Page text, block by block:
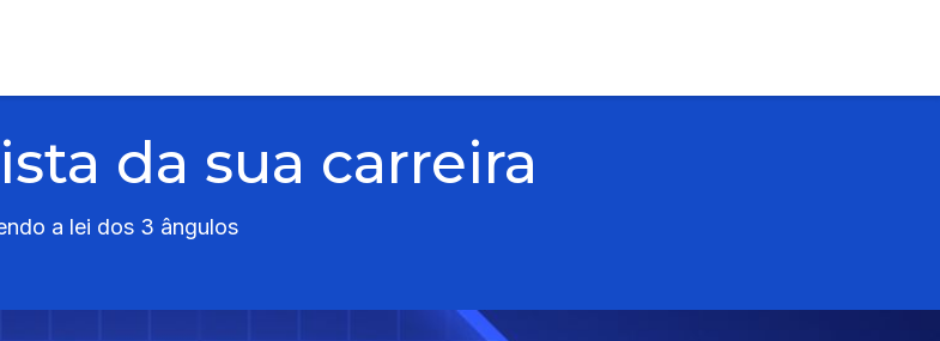
da sua carreira
a lei dos 3 ângulos